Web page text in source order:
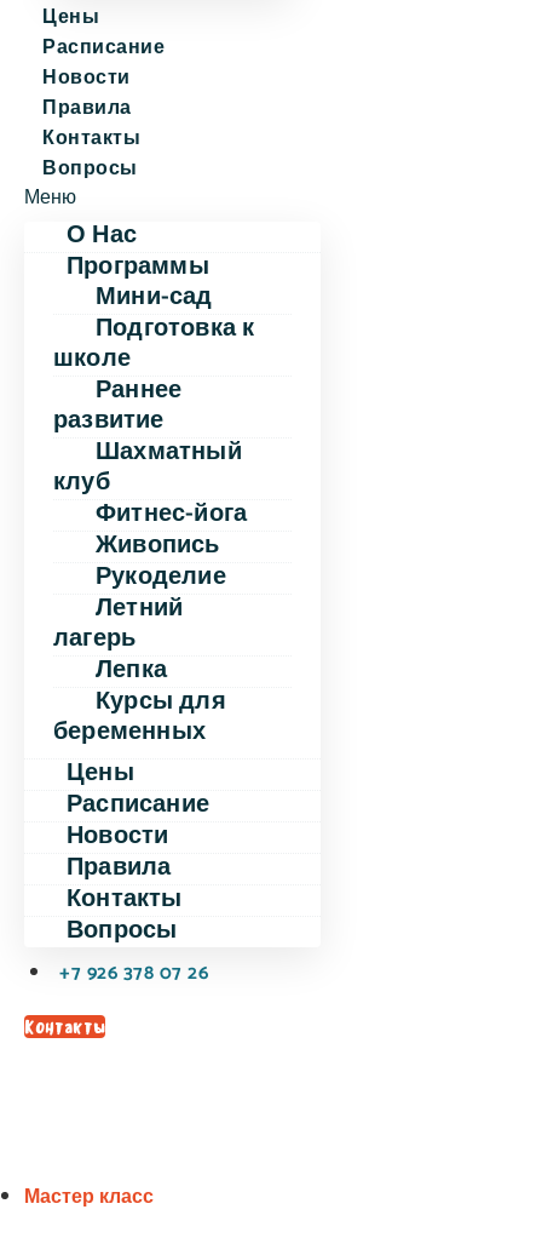
Цены
Расписание
Новости
Правила
Контакты
Вопросы
Меню
О Нас
Программы
Мини-сад
Подготовка к
школе
Раннее
развитие
Шахматный
клуб
Фитнес-йога
Живопись
Рукоделие
Летний
лагерь
Лепка
Курсы для
беременных
Цены
Расписание
Новости
Правила
Контакты
Вопросы
+7 926 378 07 26
Контакты
Мастер класс